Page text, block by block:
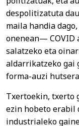
despolitizatuta
maila handia
onenean— COVID
salatzeko eta
aldarrikatzeko gai
forma-auzi
Txertoekin, txerto
ezin hobeto erabil
industrialeko